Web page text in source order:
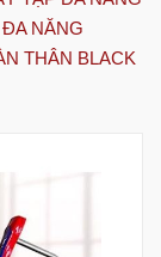
NĂNG
THÂN BLACK